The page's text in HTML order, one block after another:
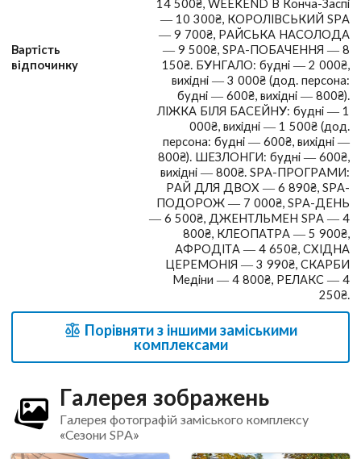
Вартість
відпочинку
14 500₴, WEEKEND В Конча-Заспі
— 10 300₴, КОРОЛІВСЬКИЙ SPA
— 9 700₴, РАЙСЬКА НАСОЛОДА
— 9 500₴, SPA-ПОБАЧЕННЯ — 8
150₴. БУНГАЛО: будні — 2 000₴,
вихідні — 3 000₴ (дод. персона:
будні — 600₴, вихідні — 800₴).
ЛІЖКА БІЛЯ БАСЕЙНУ: будні — 1
000₴, вихідні — 1 500₴ (дод.
персона: будні — 600₴, вихідні —
800₴). ШЕЗЛОНГИ: будні — 600₴,
вихідні — 800₴. SPA-ПРОГРАМИ:
РАЙ ДЛЯ ДВОХ — 6 890₴, SPA-
ПОДОРОЖ — 7 000₴, SPA-ДЕНЬ
— 6 500₴, ДЖЕНТЛЬМЕН SPA — 4
800₴, КЛЕОПАТРА — 5 900₴,
АФРОДІТА — 4 650₴, СХІДНА
ЦЕРЕМОНІЯ — 3 990₴, СКАРБИ
Медіни — 4 800₴, РЕЛАКС — 4
250₴.
Порівняти з іншими заміськими
комплексами
Галерея зображень
Галерея фотографій заміського комплексу
«Сезони SPA»